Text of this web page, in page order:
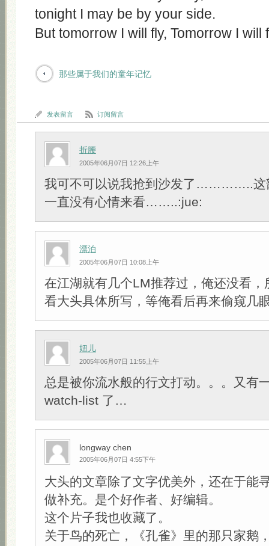
tonight I may be by your side.
But tomorrow I will fly, Tomorrow I will
那些属于我们的童年记忆
发表留言 订阅留言
折腰
2005年06月07日 12:26上午
我可不可以说我抢到沙发了…………..这
一直没有心情来看……..:jue:
漂泊
2005年06月07日 10:08上午
在江湖就有几个LM推荐过，俺还没看，
看大头具体所写，等俺看后再来偷窥几
妞儿
2005年06月07日 11:55上午
总是被你流水般的行文打动。。。又有
watch-list 了…
longway chen
2005年06月07日 4:55下午
大头的文章除了文字优美外，还在于能
做补充。是个好作者、好编辑。
这个片子我也收藏了。
关于鸟的死亡，《孔雀》里的那只家鹅